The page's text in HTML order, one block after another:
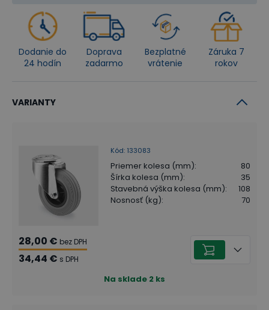
Dodanie do
24 hodín
Doprava
zadarmo
Bezplatné
vrátenie
Záruka 7
rokov
VARIANTY
Kód: 133083
Priemer kolesa (mm):
80
Šírka kolesa (mm):
35
Stavebná výška kolesa (mm):
108
Nosnosť (kg): 70
28,00 € bez DPH
34,44 € s DPH
Na sklade 2 ks